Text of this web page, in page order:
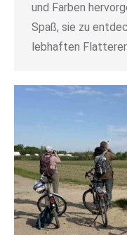
und Farben
Spaß, sie zu
lebhaften